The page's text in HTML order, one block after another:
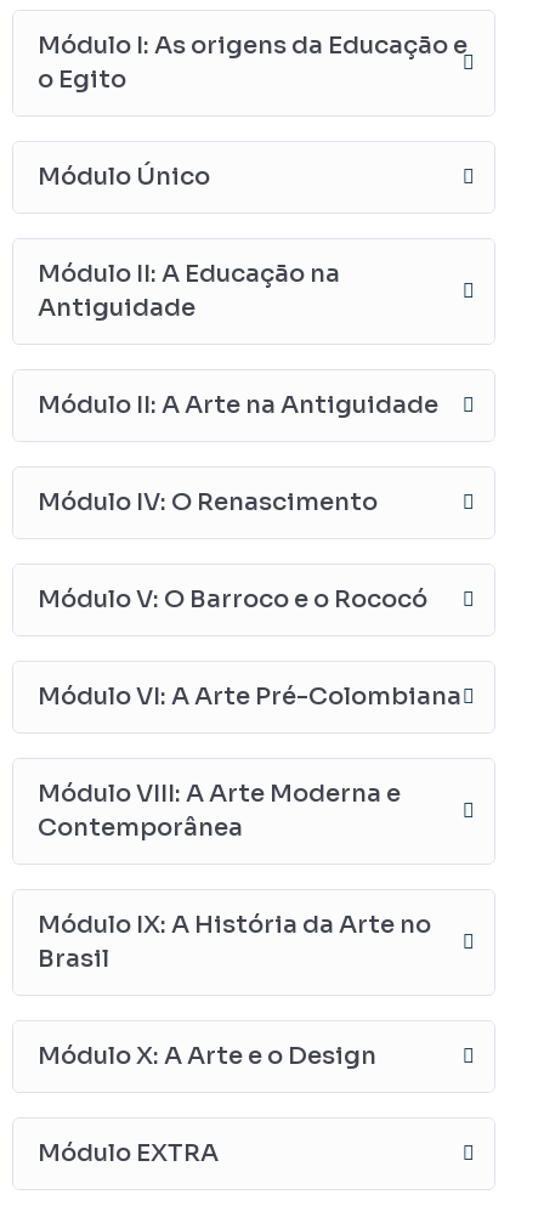
Módulo I: As origens da Educação e
o Egito
Módulo Único
Módulo II: A Educação na
Antiguidade
Módulo II: A Arte na Antiguidade
Módulo IV: O Renascimento
Módulo V: O Barroco e o Rococó
Módulo VI: A Arte Pré-Colombiana
Módulo VIII: A Arte Moderna e
Contemporânea
Módulo IX: A História da Arte no
Brasil
Módulo X: A Arte e o Design
Módulo EXTRA